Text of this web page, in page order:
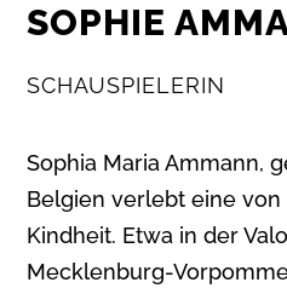
SOPHIE
SCHAUSPIELERIN
Sophia Maria Ammann,
Belgien verlebt eine
Kindheit. Etwa in der
Mecklenburg-